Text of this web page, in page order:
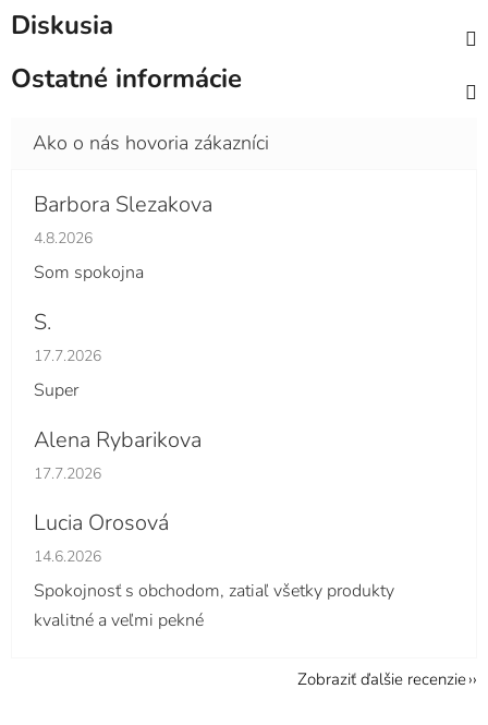
Diskusia
Ostatné informácie
Barbora Slezakova
Hodnotenie obchodu je 5 z 5 hviezdičiek.
4.8.2026
Som spokojna
S.
Hodnotenie obchodu je 5 z 5 hviezdičiek.
17.7.2026
Super
Alena Rybarikova
Hodnotenie obchodu je 5 z 5 hviezdičiek.
17.7.2026
Lucia Orosová
Hodnotenie obchodu je 5 z 5 hviezdičiek.
14.6.2026
Spokojnosť s obchodom, zatiaľ všetky produkty
kvalitné a veľmi pekné
Zobraziť ďalšie recenzie